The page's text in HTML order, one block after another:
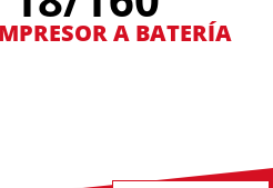
A BATERÍA